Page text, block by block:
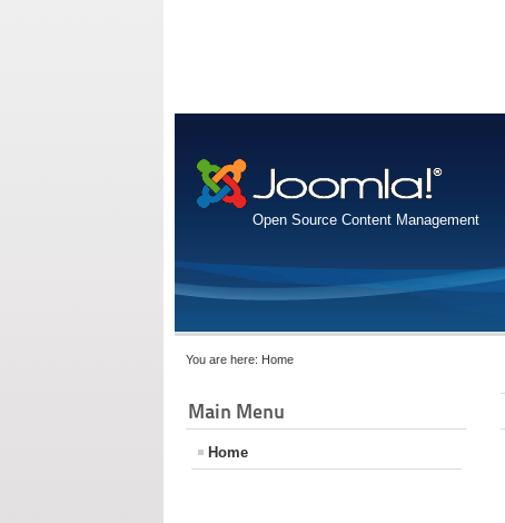
Open Source Content Management
You are here: Home
Main Menu
Home